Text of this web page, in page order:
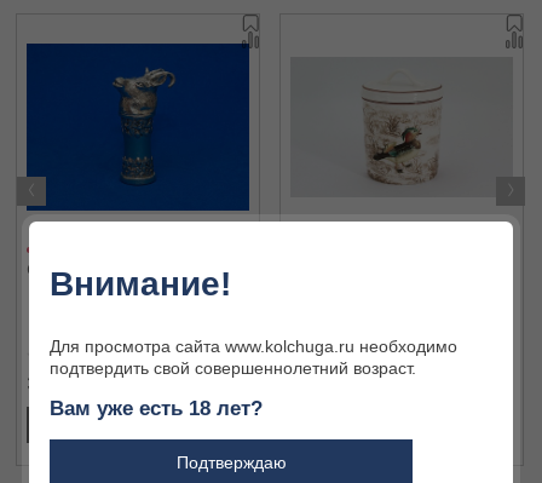
Cолонка W 921003S02
3 000 ₽
В КОРЗИНУ
‹ ›
Внимание!
Для просмотра сайта www.kolchuga.ru необходимо
подтвердить свой совершеннолетний возраст.
Вам уже есть 18 лет?
Подтверждаю